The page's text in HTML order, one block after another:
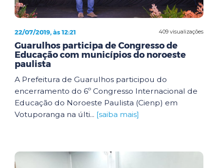
409 visualizações
22/07/2019, às 12:21
Guarulhos participa de Congresso de
Educação com municípios do noroeste
paulista
A Prefeitura de Guarulhos participou do
encerramento do 6º Congresso Internacional de
Educação do Noroeste Paulista (Cienp) em
Votuporanga na últi... [saiba mais]